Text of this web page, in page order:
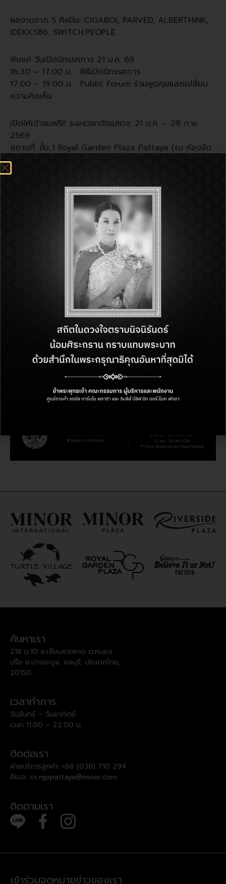
ผลงานจาก 5 ศิลปิน: CIGABOI, PARVED, ALBERTHiNK,
IDEKK586, SWITCH.PEOPLE
พิเศษ! วันเปิดนิทรรศการ 21 ม.ค. 69
16.30 – 17.00 น. : พิธีเปิดนิทรรศการ
17.00 – 19.00 น. : Public Forum ร่วมพูดคุยแลกเปลี่ยน
ความคิดเห็น
เปิดให้เข้าชมฟรี!! ระยะเวลาจัดแสดง: 21 ม.ค. – 28 ก.พ.
2569
สถานที่: ชั้น 1 Royal Garden Plaza Pattaya (ณ ห้องจัด
แสดงผลงาน)
21 January – 28 February 2026
1st Floor, Royal Garden Plaza Pattaya
ค้นหาเรา
218 ม.10 ถ.เลียบชายหาด ต.หนอง
ปรือ อ.บางละมุง, ชลบุรี, ประเทศไทย,
20150
เวลาทำการ
วันจันทร์ – วันอาทิตย์
เวลา 11.00 – 22.00 น.
ติดต่อเรา
ฝ่ายบริการลูกค้า: +66 (038) 710 294
อีเมล: cs.rgppattaya@minor.com
ติดตามเรา
เข้าร่วมจดหมายข่าวของเรา